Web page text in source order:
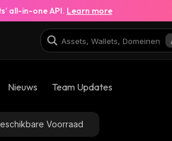
all-in-one API. Learn more
Nieuws Team Updates
Voorraad